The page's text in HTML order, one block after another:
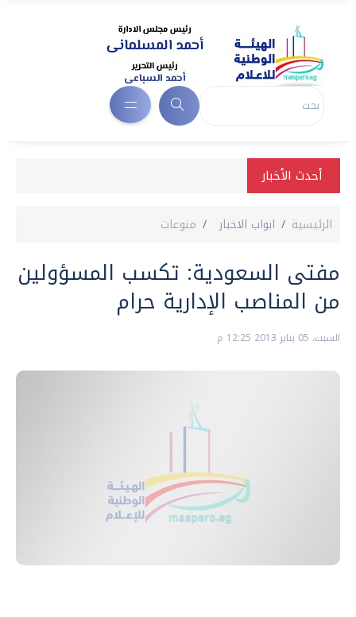
أحدث الأخبار
الرئيسية ابواب الاخبار منوعات
مفتى السعودية: تكسب المسؤولين
من المناصب الإدارية حرام
السبت، 05 يناير 2013 12:25 م